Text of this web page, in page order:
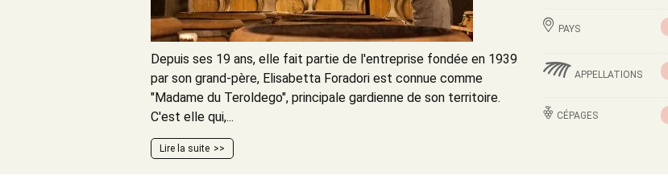
Depuis ses 19 ans, elle fait partie de l'entreprise fondée en 1939
par son grand-père, Elisabetta Foradori est connue comme
"Madame du Teroldego", principale gardienne de son territoire.
C'est elle qui,...
Lire la suite
PAYS
APPELLATIONS
CÉPAGES